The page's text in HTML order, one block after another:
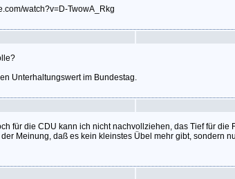
watch?v=D-TwowA_Rkg
Unterhaltungswert im Bundestag.
für die CDU kann ich nicht nachvollziehen, das Tief für die
der Meinung, daß es kein kleinstes Übel mehr gibt, sondern